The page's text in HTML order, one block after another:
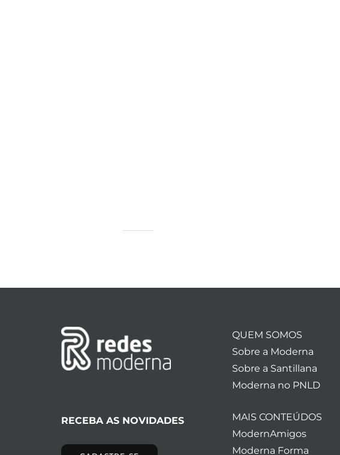
RECEBA AS NOVIDADES
QUEM SOMOS
Sobre a Moderna
Sobre a Santillana
Moderna no PNLD
MAIS CONTEÚDOS
ModernAmigos
Moderna Forma